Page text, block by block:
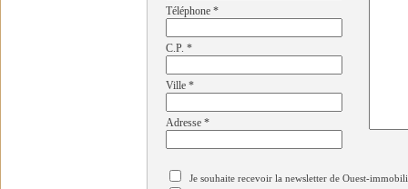
Téléphone *
C.P. *
Ville *
Adresse *
Je souhaite recevoir la newsletter de Ouest-